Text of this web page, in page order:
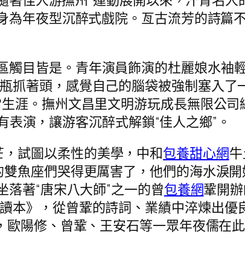
年夜型沉醉式戲院。亙古流芳的詩篇
觸目皆是。青年演員飾演的杜麗娘水袖
抓著頭，感覺自己的腦袋被強制塞入了
涯。撫州文昌里文明游玩成長無限公司
演，讓游客沉醉式解鎖“佳人之鄉”。
試圖以柔性的美學，中和包養甜心網
魚座們哭得更厲害了，他們的海水淚
著“唐宋八大師”之一的曾包養網鞏開
本》，從曾鞏的詩詞、業績中淬煉出優
歐陽修、曾鞏、王安石等一眾年夜儒在